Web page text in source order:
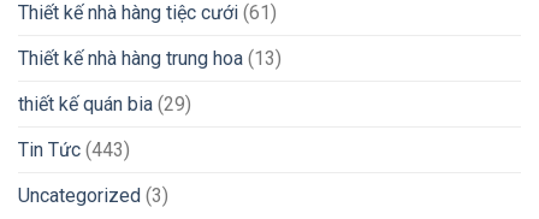
Thiết kế nhà hàng tiệc cưới (61)
Thiết kế nhà hàng trung hoa (13)
thiết kế quán bia (29)
Tin Tức (443)
Uncategorized (3)